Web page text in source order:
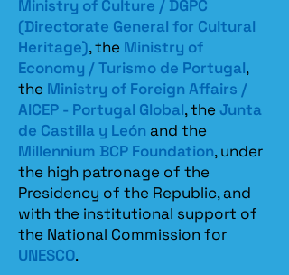
Ministry of Culture / DGPC
(Directorate General for Cultural
Heritage), the Ministry of
Economy / Turismo de Portugal,
the Ministry of Foreign Affairs /
AICEP - Portugal Global, theJunta
de Castilla y León and the
Millennium BCP Foundation, under
the high patronage of the
Presidency of the Republic, and
with the institutional support of
the National Commission for
UNESCO.